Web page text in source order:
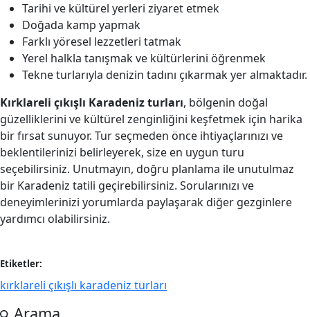
Tarihi ve kültürel yerleri ziyaret etmek
Doğada kamp yapmak
Farklı yöresel lezzetleri tatmak
Yerel halkla tanışmak ve kültürlerini öğrenmek
Tekne turlarıyla denizin tadını çıkarmak yer almaktadır.
Kırklareli çıkışlı Karadeniz turları, bölgenin doğal
güzelliklerini ve kültürel zenginliğini keşfetmek için harika
bir fırsat sunuyor. Tur seçmeden önce ihtiyaçlarınızı ve
beklentilerinizi belirleyerek, size en uygun turu
seçebilirsiniz. Unutmayın, doğru planlama ile unutulmaz
bir Karadeniz tatili geçirebilirsiniz. Sorularınızı ve
deneyimlerinizi yorumlarda paylaşarak diğer gezginlere
yardımcı olabilirsiniz.
Etiketler:
kırklareli çıkışlı karadeniz turları